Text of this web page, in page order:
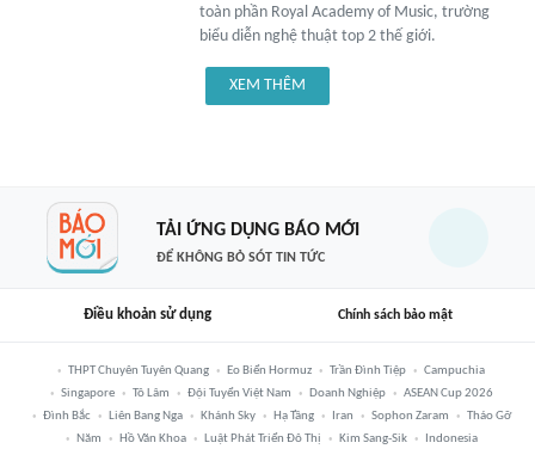
toàn phần Royal Academy of Music, trường
biểu diễn nghệ thuật top 2 thế giới.
XEM THÊM
TẢI ỨNG DỤNG BÁO MỚI
ĐỂ KHÔNG BỎ SÓT TIN TỨC
Điều khoản sử dụng Chính sách bảo mật
THPT Chuyên Tuyên Quang Eo Biển Hormuz Trần Đình Tiệp
Campuchia
Singapore
Tô Lâm Đội Tuyển Việt Nam Doanh Nghiệp
ASEAN Cup 2026
Đình Bắc
Liên Bang Nga Khánh Sky Hạ Tầng Iran Sophon Zaram
Tháo Gỡ
Năm
Hồ Văn Khoa Luật Phát Triển Đô Thị Kim Sang-Sik
Indonesia